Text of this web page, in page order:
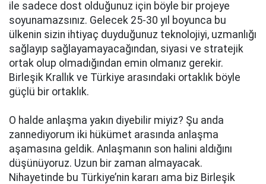
ile sadece dost olduğunuz için böyle bir projeye
soyunamazsınız. Gelecek 25-30 yıl boyunca bu
ülkenin sizin ihtiyaç duyduğunuz teknolojiyi, uzmanlığı
sağlayıp sağlayamayacağından, siyasi ve stratejik
ortak olup olmadığından emin olmanız gerekir.
Birleşik Krallık ve Türkiye arasındaki ortaklık böyle
güçlü bir ortaklık.
O halde anlaşma yakın diyebilir miyiz? Şu anda
zannediyorum iki hükümet arasında anlaşma
aşamasına geldik. Anlaşmanın son halini aldığını
düşünüyoruz. Uzun bir zaman almayacak.
Nihayetinde bu Türkiye’nin kararı ama biz Birleşik